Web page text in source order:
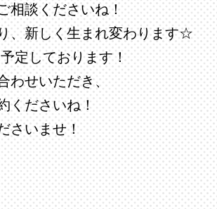
相談くださいね！
、新しく生まれ変わります☆
定しております！
わせいただき、
くださいね！
さいませ！